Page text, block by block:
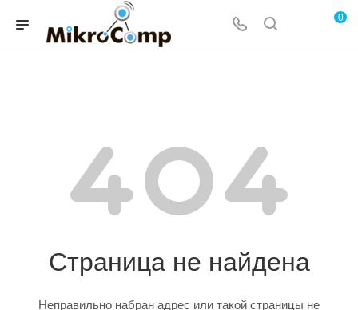
0
Страница не найдена
Неправильно набран адрес или такой страницы не